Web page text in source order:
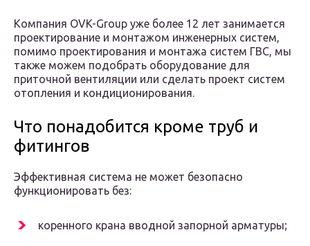
Компания OVK-Group уже более 12 лет занимается
проектирование и монтажом инженерных систем,
помимо проектирования и монтажа систем ГВС, мы
также можем подобрать оборудование для
приточной вентиляции или сделать проект систем
отопления и кондиционирования.
Что понадобится кроме труб и
фитингов
Эффективная система не может безопасно
функционировать без:
коренного крана вводной запорной арматуры;